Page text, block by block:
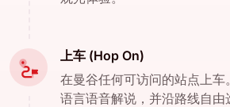
上车 (Hop On)
在曼谷任何可访问的站点上车
语言语音解说，并沿路线自由